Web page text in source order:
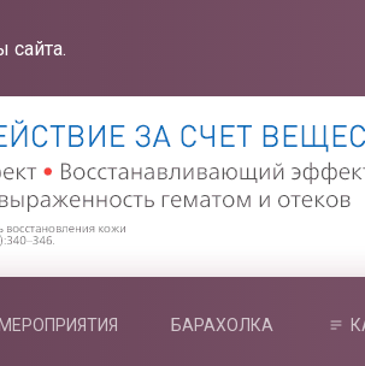
сайта.
МЕРОПРИЯТИЯ БАРАХОЛКА